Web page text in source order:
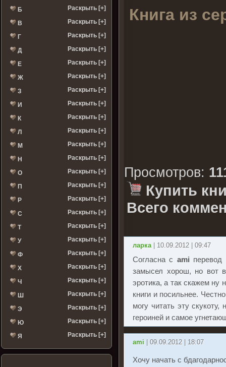
Б Раскрыть [+]
В Раскрыть [+]
Г Раскрыть [+]
Д Раскрыть [+]
Е Раскрыть [+]
Ж Раскрыть [+]
З Раскрыть [+]
И Раскрыть [+]
К Раскрыть [+]
Л Раскрыть [+]
М Раскрыть [+]
Н Раскрыть [+]
О Раскрыть [+]
П Раскрыть [+]
Р Раскрыть [+]
С Раскрыть [+]
Т Раскрыть [+]
У Раскрыть [+]
Ф Раскрыть [+]
Х Раскрыть [+]
Ч Раскрыть [+]
Ш Раскрыть [+]
Э Раскрыть [+]
Ю Раскрыть [+]
Я Раскрыть [+]
Книга из
Просмотров:
Купить
Всего
ларка | 10.09.2012 | 09:47
Согласна с ami
замысел хорош, но вот
эротика, а так скажем ну
книги и посильнее.
могу читать эту
героиней и самое
ami | 09.09.2012 | 18:07
Хочу начать с